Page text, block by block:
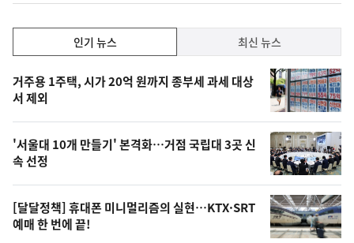
하
락
기,
최
신,
오
늘
의
영
상
인기 뉴스 최신 뉴스
인
기
뉴
스
거주용 1주택, 시가 20억 원까지 종부세 과세 대상
서 제외
'서울대 10개 만들기' 본격화…거점 국립대 3곳 신
속 선정
[달달정책] 휴대폰 미니멀리즘의 실현…KTX·SRT
예매 한 번에 끝!